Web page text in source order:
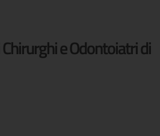
e Odontoiatri di